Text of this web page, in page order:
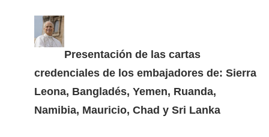
Presentación de las cartas
credenciales de los embajadores de: Sierra
Leona, Bangladés, Yemen, Ruanda,
Namibia, Mauricio, Chad y Sri Lanka